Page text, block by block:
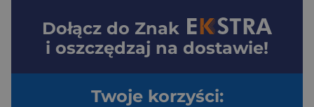
Dołącz do Znak
i oszczędzaj na dostawie!
Twoje korzyści: